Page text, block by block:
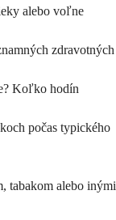
alebo voľne
zdravotných
Koľko hodín
počas typického
tabakom alebo inými